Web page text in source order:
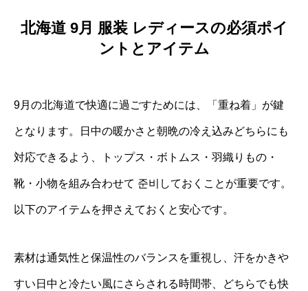
北海道 9月 服装 レディースの必須ポイ
ントとアイテム
9月の北海道で快適に過ごすためには、「重ね着」が鍵
となります。日中の暖かさと朝晩の冷え込みどちらにも
対応できるよう、トップス・ボトムス・羽織りもの・
靴・小物を組み合わせて 준비しておくことが重要です。
以下のアイテムを押さえておくと安心です。
素材は通気性と保温性のバランスを重視し、汗をかきや
すい日中と冷たい風にさらされる時間帯、どちらでも快